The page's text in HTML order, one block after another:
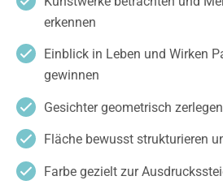
erkennen
Einblick in Leben und Wirken
gewinnen
Gesichter geometrisch
Fläche bewusst strukturieren
Farbe gezielt zur